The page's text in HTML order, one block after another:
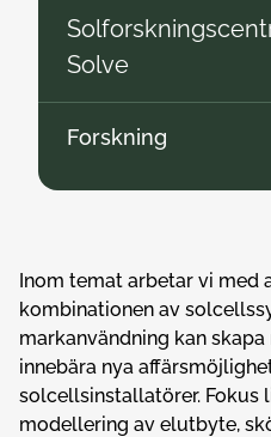
Solve
Forskning
Inom temat arbetar vi med
kombinationen av
markanvändning kan
innebära nya
solcellsinstallatörer. Fokus
modellering av elutbyte,